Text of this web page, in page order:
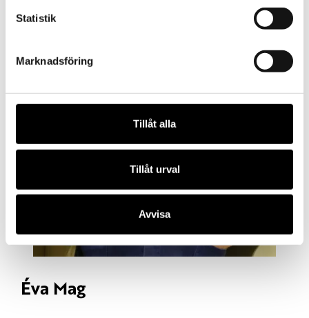
Statistik
Marknadsföring
Tillåt alla
Tillåt urval
Avvisa
Éva Mag